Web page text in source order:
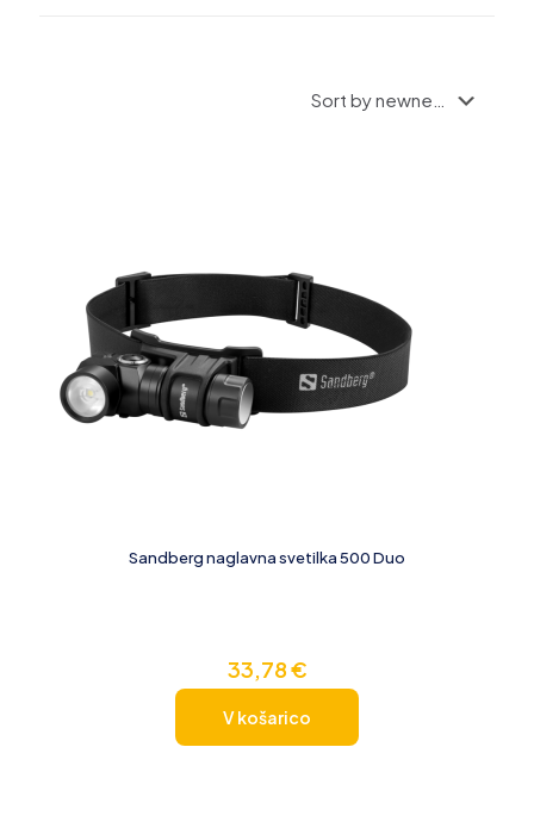
Sandberg naglavna svetilka 500 Duo
33,78€
V košarico